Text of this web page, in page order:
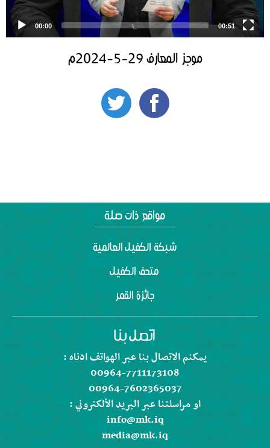
00:00 00:51
موجز المعارف 29-5-2024م
شبكة الكفيل العالمية
متحف الكفيل
جائزة القمر
يمكنم الاتصال بنا عبر الهواتف ادناه :
00964-7711173108
00964-7602365037
او مراسلتنا عبر البريد الألكتروني :
info@mk.iq
media@mk.iq